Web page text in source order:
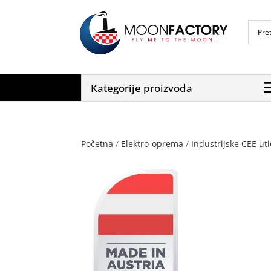
Kategorije proizvoda
Početna / Elektro-oprema / Industrijske CEE